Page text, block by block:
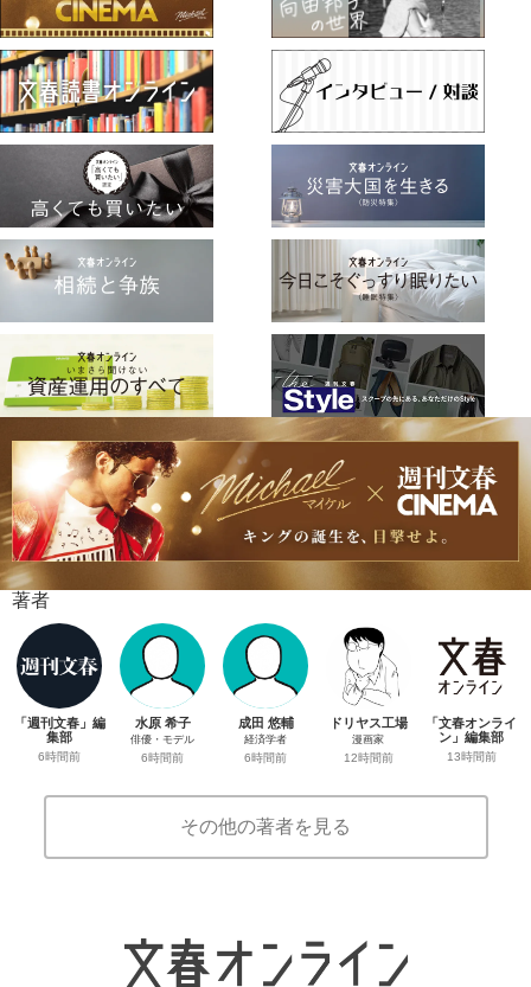
著者
「週刊文春」編
集部
6時間前
水原 希子
俳優・モデル
6時間前
成田 悠輔
経済学者
6時間前
ドリヤス工場
漫画家
12時間前
「文春オンライ
ン」編集部
13時間前
その他の著者を見る